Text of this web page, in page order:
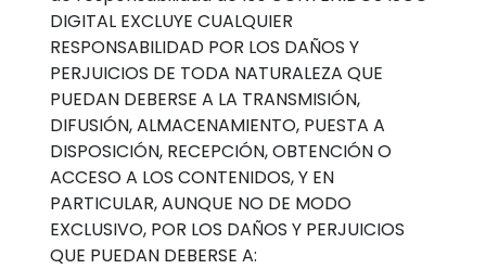
DIGITAL EXCLUYE CUALQUIER
RESPONSABILIDAD POR LOS DAÑOS Y
PERJUICIOS DE TODA NATURALEZA QUE
PUEDAN DEBERSE A LA TRANSMISIÓN,
DIFUSIÓN, ALMACENAMIENTO, PUESTA A
DISPOSICIÓN, RECEPCIÓN, OBTENCIÓN O
ACCESO A LOS CONTENIDOS, Y EN
PARTICULAR, AUNQUE NO DE MODO
EXCLUSIVO, POR LOS DAÑOS Y PERJUICIOS
QUE PUEDAN DEBERSE A: